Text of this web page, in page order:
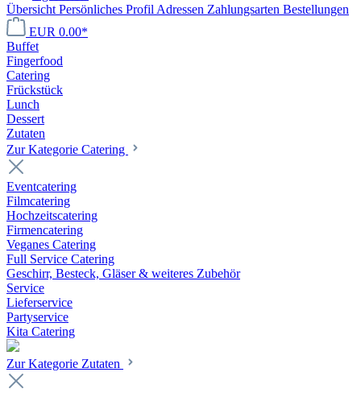
Übersicht Persönliches Profil Adressen Zahlungsarten Bestellungen
EUR 0.00*
Buffet
Fingerfood
Catering
Frückstück
Lunch
Dessert
Zutaten
Zur Kategorie Catering
Eventcatering
Filmcatering
Hochzeitscatering
Firmencatering
Veganes Catering
Full Service Catering
Geschirr, Besteck, Gläser & weiteres Zubehör
Service
Lieferservice
Partyservice
Kita Catering
Zur Kategorie Zutaten